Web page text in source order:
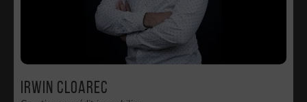
Irwin Cloarec